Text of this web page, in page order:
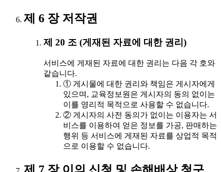
제 6 장 저작권
제 20 조 (게재된 자료에 대한 권리)
서비스에 게재된 자료에 대한 권리는 다음 각 호와
같습니다.
① 게시물에 대한 권리와 책임은 게시자에게
있으며, 교육정보원은 게시자의 동의 없이는
이를 영리적 목적으로 사용할 수 없습니다.
② 게시자의 사전 동의가 없이는 이용자는 서
비스를 이용하여 얻은 정보를 가공, 판매하는
행위 등 서비스에 게재된 자료를 상업적 목적
으로 이용할 수 없습니다.
제 7 장 이의 신청 및 손해배상 청구